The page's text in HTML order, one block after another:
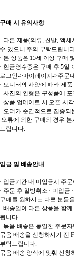
구매 시 유의사항
· 다른 제품(의류, 신발, 액
수 있으니 주의 부탁드립니
· 본 상품은 15세 이상 구매
· 현금영수증은 구매 후 5일
로그인->마이페이지->주문
· 모니터의 사양에 따라 제
· 사진의 인형은 구성품에
· 상품 업데이트 시 오픈 시
· 오더가 순간적으로 집중
오류에 의한 구매의 경우
드립니다.
입금 및 배송안내
· 입금기간 내 미입금시 주
· 주문 후 일방취소 · 미입금
구매를 원하시는 다른 분들
·배송일이 다른 상품을 함
됩니다.
· 묶음 배송은 동일한 주문
묶음 배송을 신청하시기 전
부탁드립니다.
묶음 배송 양식에 맞춰 신청